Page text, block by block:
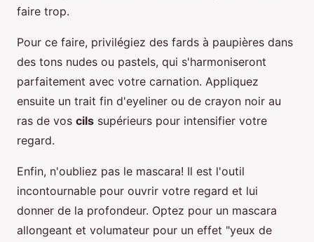
faire trop.
Pour ce faire, privilégiez des fards à paupières dans
des tons nudes ou pastels, qui s'harmoniseront
parfaitement avec votre carnation. Appliquez
ensuite un trait fin d'eyeliner ou de crayon noir au
ras de vos cils supérieurs pour intensifier votre
regard.
Enfin, n'oubliez pas le mascara! Il est l'outil
incontournable pour ouvrir votre regard et lui
donner de la profondeur. Optez pour un mascara
allongeant et volumateur pour un effet "yeux de